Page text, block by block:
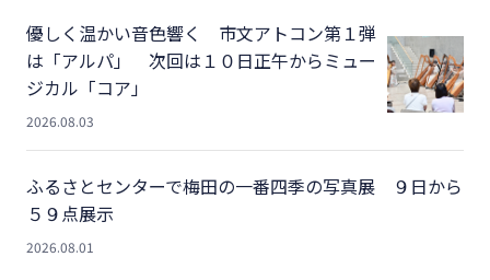
優しく温かい音色響く 市文アトコン第１弾
は「アルパ」 次回は１０日正午からミュー
ジカル「コア」
2026.08.03
ふるさとセンターで梅田の一番四季の写真展 ９日から
５９点展示
2026.08.01